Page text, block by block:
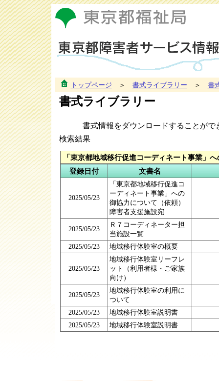
トップページ ＞ 書式ライブラリー ＞ 書
書式ライブラリー
書式情報をダウンロードすることがで
検索結果
「東京都地域移行促進コーディネート事業」
登録日付
文書名
2025/05/23
「東京都地域移行促進コ
ーディネート事業」への
御協力について（依頼）
障害者支援施設宛
2025/05/23
Ｒ７コーディネーター担
当施設一覧
2025/05/23
地域移行体験室の概要
2025/05/23
地域移行体験室リーフレ
ット（利用者様・ご家族
向け）
2025/05/23
地域移行体験室の利用に
ついて
2025/05/23
地域移行体験室説明書
2025/05/23
地域移行体験室説明書